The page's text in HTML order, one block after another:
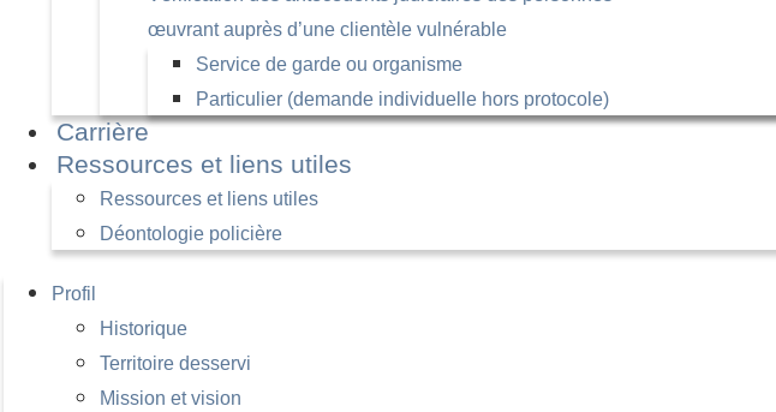
œuvrant auprès d’une clientèle vulnérable
Service de garde ou organisme
Particulier (demande individuelle hors protocole)
Carrière
Ressources et liens utiles
Ressources et liens utiles
Déontologie policière
Profil
Historique
Territoire desservi
Mission et vision